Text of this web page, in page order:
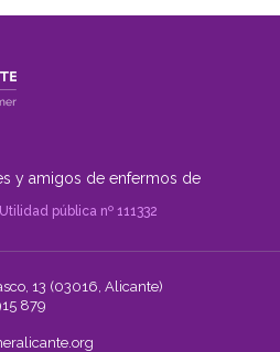
y amigos de enfermos de
pública nº 111332
13 (03016, Alicante)
879